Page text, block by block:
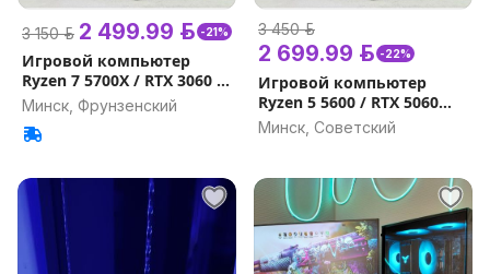
3 150 р. 2 499.99 р. -21%
Игровой компьютер
Ryzen 7 5700X / RTX 3060 Ti
/ 32GB, 16GB / 1000Gb
Гарантия на игровой ПК
Минск, Фрунзенский
3 450 р.
2 699.99 р. -22%
Игровой компьютер
Ryzen 5 5600 / RTX 5060
8GB GDDR7 / 500Gb - 1Tb /
Гарантия на игровой ПК
Минск, Советский